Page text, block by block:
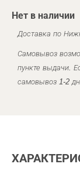
Нет в наличии
Доставка по
Самовывоз
пункте выдачи.
самовывоз 1-2